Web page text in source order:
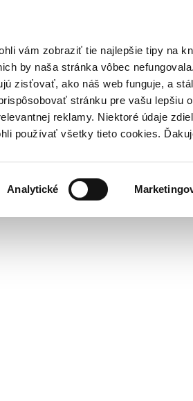
vám zobraziť tie najlepšie tipy na
by naša stránka vôbec
zisťovať, ako náš web funguje, a
stránku pre vašu lepšiu
reklamy. Niektoré údaje
používať všetky tieto cookies.
Analytické